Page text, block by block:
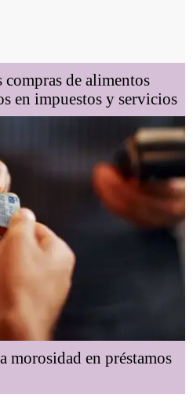
de alimentos
en impuestos y servicios
morosidad en préstamos